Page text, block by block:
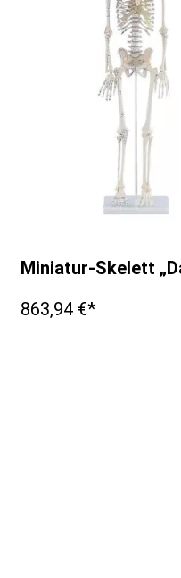
Miniatur-Skelett
863,94 €*